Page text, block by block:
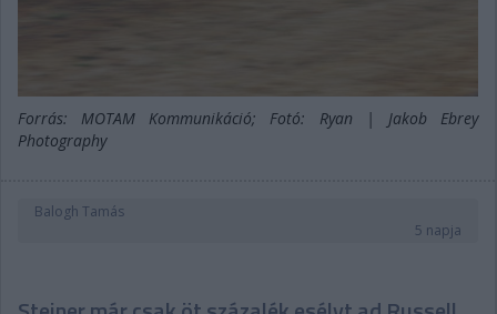
Forrás: MOTAM Kommunikáció; Fotó: Ryan | Jakob Ebrey
Photography
Balogh Tamás
5 napja